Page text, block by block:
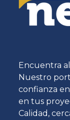
Encuentra
Nuestro
confianza
en tus
Calidad,